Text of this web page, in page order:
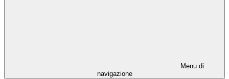
Menu di
navigazione